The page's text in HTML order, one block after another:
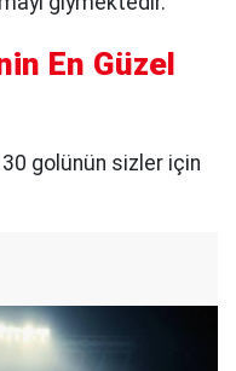
En Güzel
golünün sizler için